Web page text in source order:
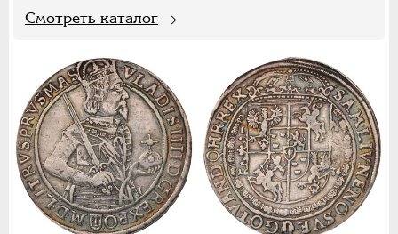
Смотреть каталог